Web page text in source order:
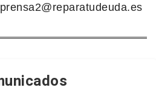
prensa2@reparatudeuda.es